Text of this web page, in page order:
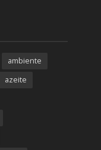
ambiente
azeite